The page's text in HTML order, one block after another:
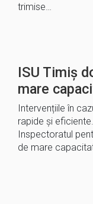
trimise…
ISU Timiș
mare
Intervențiile în
rapide și
Inspectoratul
de mare